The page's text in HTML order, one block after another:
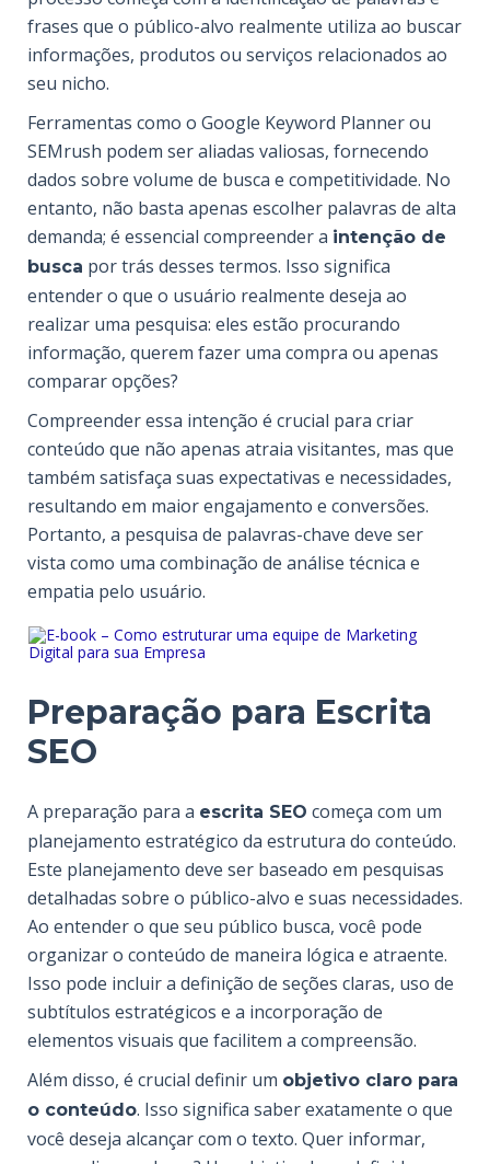
frases que o público-alvo realmente utiliza ao buscar
informações, produtos ou serviços relacionados ao
seu nicho.
Ferramentas como o Google Keyword Planner ou
SEMrush podem ser aliadas valiosas, fornecendo
dados sobre volume de busca e competitividade. No
entanto, não basta apenas escolher palavras de alta
demanda; é essencial compreender a intenção de
busca por trás desses termos. Isso significa
entender o que o usuário realmente deseja ao
realizar uma pesquisa: eles estão procurando
informação, querem fazer uma compra ou apenas
comparar opções?
Compreender essa intenção é crucial para criar
conteúdo que não apenas atraia visitantes, mas que
também satisfaça suas expectativas e necessidades,
resultando em maior engajamento e conversões.
Portanto, a pesquisa de palavras-chave deve ser
vista como uma combinação de análise técnica e
empatia pelo usuário.
Preparação para Escrita
SEO
A preparação para a escrita SEO começa com um
planejamento estratégico da estrutura do conteúdo.
Este planejamento deve ser baseado em pesquisas
detalhadas sobre o público-alvo e suas necessidades.
Ao entender o que seu público busca, você pode
organizar o conteúdo de maneira lógica e atraente.
Isso pode incluir a definição de seções claras, uso de
subtítulos estratégicos e a incorporação de
elementos visuais que facilitem a compreensão.
Além disso, é crucial definir um objetivo claro para
o conteúdo. Isso significa saber exatamente o que
você deseja alcançar com o texto. Quer informar,